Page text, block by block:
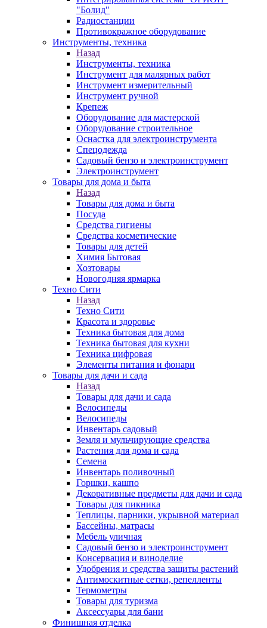
"Болид"
Радиостанции
Противокражное оборудование
Инструменты, техника
Назад
Инструменты, техника
Инструмент для малярных работ
Инструмент измерительный
Инструмент ручной
Крепеж
Оборудование для мастерской
Оборудование строительное
Оснастка для электроинструмента
Спецодежда
Садовый бензо и электроинструмент
Электроинструмент
Товары для дома и быта
Назад
Товары для дома и быта
Посуда
Средства гигиены
Средства косметические
Товары для детей
Химия Бытовая
Хозтовары
Новогодняя ярмарка
Техно Сити
Назад
Техно Сити
Красота и здоровье
Техника бытовая для дома
Техника бытовая для кухни
Техника цифровая
Элементы питания и фонари
Товары для дачи и сада
Назад
Товары для дачи и сада
Велосипеды
Велосипеды
Инвентарь садовый
Земля и мульчирующие средства
Растения для дома и сада
Семена
Инвентарь поливочный
Горшки, кашпо
Декоративные предметы для дачи и сада
Товары для пикника
Теплицы, парники, укрывной материал
Бассейны, матрасы
Мебель уличная
Садовый бензо и электроинструмент
Консервация и виноделие
Удобрения и средства защиты растений
Антимоскитные сетки, репелленты
Термометры
Товары для туризма
Аксессуары для бани
Финишная отделка